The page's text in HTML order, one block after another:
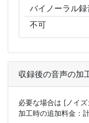
バイノーラル録
不可
収録後の音声の加
必要な場合は [ノイ
加工時の追加料金：